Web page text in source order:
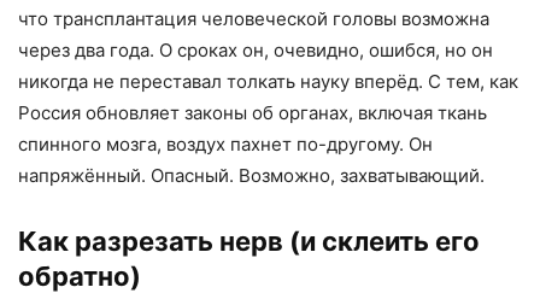
что трансплантация человеческой головы возможна
через два года. О сроках он, очевидно, ошибся, но он
никогда не переставал толкать науку вперёд. С тем, как
Россия обновляет законы об органах, включая ткань
спинного мозга, воздух пахнет по-другому. Он
напряжённый. Опасный. Возможно, захватывающий.
Как разрезать нерв (и склеить его
обратно)